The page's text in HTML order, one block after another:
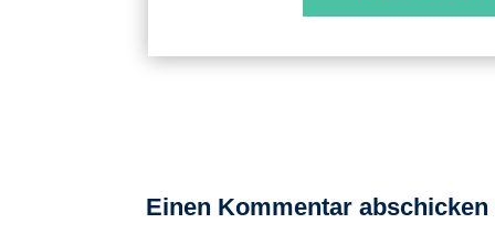
Einen Kommentar abschicken